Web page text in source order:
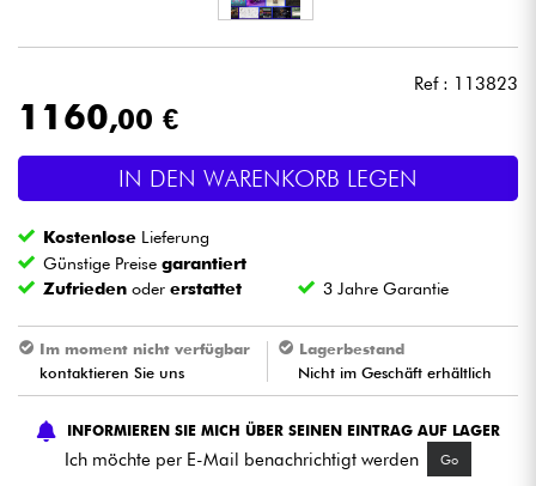
Licht
Drums
Blasinstrumente
Violinen & Quartett
Kinder
Kabel & Zubehöre
Ref : 113823
1160,00 €
IN DEN WARENKORB LEGEN
Kostenlose Lieferung
Günstige Preisegarantiert
Zufrieden odererstattet 3 Jahre Garantie
Im moment nicht verfügbar
kontaktieren Sie uns
Lagerbestand
Nicht im Geschäft erhältlich
INFORMIEREN SIE MICH ÜBER SEINEN EINTRAG AUF LAGER
Ich möchte per E-Mail benachrichtigt werden Go